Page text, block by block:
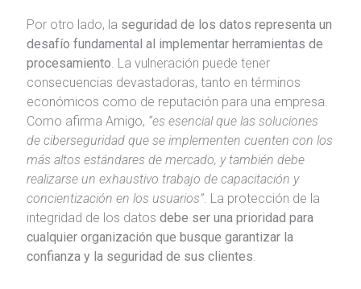
Por otro lado, la seguridad de los datos representa un
desafío fundamental al implementar herramientas de
procesamiento . La vulneración puede tener
consecuencias devastadoras, tanto en términos
económicos como de reputación para una empresa.
Como afirma Amigo, “es esencial que las soluciones
de ciberseguridad que se implementen cuenten con los
más altos estándares de mercado, y también debe
realizarse un exhaustivo trabajo de capacitación y
concientización en los usuarios”. La protección de la
integridad de los datos debe ser una prioridad para
cualquier organización que busque garantizar la
confianza y la seguridad de sus clientes